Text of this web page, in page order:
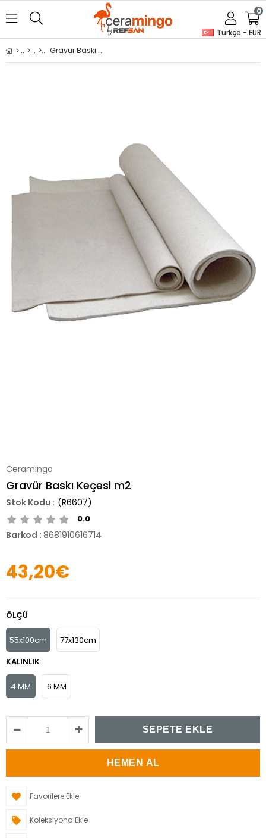
Türkçe - EUR
0
Gravür Baskı Keçesi m2
Ceramingo
Gravür Baskı Keçesi m2
(R6607)
0.0
Barkod : 8681910616714
43,20€
ÖLÇÜ
55x100cm
77x130cm
KALINLIK
4 MM 6 MM
Favorilere Ekle
Koleksiyona Ekle